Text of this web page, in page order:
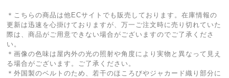
＊こちらの商品は他ECサイトでも販売しております。在庫情報の
更新は迅速を心掛けておりますが、万一ご注文時に売り切れていた
際は、商品がご用意できない場合がございますのでご了承くださ
い。
＊画像の色味は屋内外の光の照射や角度により実物と異なって見え
る場合がございます。ご了承ください。
＊外国製のベルトのため、若干のほころびやジャカード織り部分に